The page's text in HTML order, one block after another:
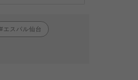
エスパル仙台